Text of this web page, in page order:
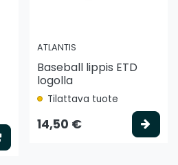
Lisää koriin
ATLANTIS
Baseball lippis ETD
logolla
Tilattava tuote
14,50 €